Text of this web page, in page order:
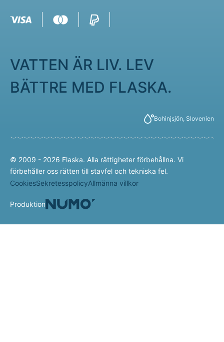
VATTEN ÄR LIV. LEV
BÄTTRE MED FLASKA.
Bohinjsjön, Slovenien
© 2009 - 2026 Flaska. Alla rättigheter förbehållna. Vi
förbehåller oss rätten till stavfel och tekniska fel.
CookiesSekretesspolicyAllmänna villkor
Produktion